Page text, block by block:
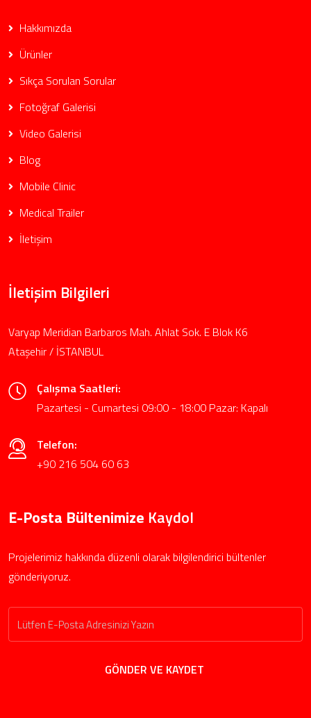
Hakkımızda
Ürünler
Sıkça Sorulan Sorular
Fotoğraf Galerisi
Video Galerisi
Blog
Mobile Clinic
Medical Trailer
İletişim
İletişim Bilgileri
Varyap Meridian Barbaros Mah. Ahlat Sok. E Blok K6
Ataşehir / İSTANBUL
Çalışma Saatleri:
Pazartesi - Cumartesi 09:00 - 18:00 Pazar: Kapalı
Telefon:
+90 216 504 60 63
E-Posta Bültenimize Kaydol
Projelerimiz hakkında düzenli olarak bilgilendirici bültenler
gönderiyoruz.
GÖNDER VE KAYDET